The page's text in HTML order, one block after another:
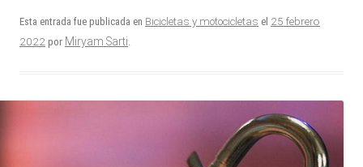
Esta entrada fue publicada en Bicicletas y motocicletas el 25 febrero
2022 por Miryam Sarti.